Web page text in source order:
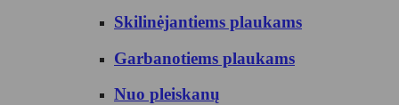
Skilinėjantiems plaukams
Garbanotiems plaukams
Nuo pleiskanų